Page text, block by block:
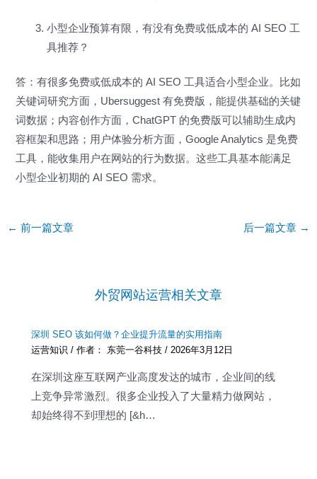
小型企业预算有限，有没有免费或低成本的 AI SEO 工
具推荐？
答：有很多免费或低成本的 AI SEO 工具适合小型企业。比如
关键词研究方面，Ubersuggest 有免费版，能提供基础的关键
词数据；内容创作方面，ChatGPT 的免费版可以辅助生成内
容框架和思路；用户体验分析方面，Google Analytics 是免费
工具，能收集用户在网站的行为数据。这些工具基本能满足
小型企业初期的 AI SEO 需求。
Post
← 前一篇文章 后一篇文章 →
外贸网站运营相关文章
深圳 SEO 该如何做？企业提升流量的实用指南
运营知识 / 作者： 东莞一谷科技/2026年3月12日
在深圳这座互联网产业高度发达的城市，企业间的线
上竞争异常激烈。很多企业投入了大量精力做网站，
却始终得不到理想的 [&h…